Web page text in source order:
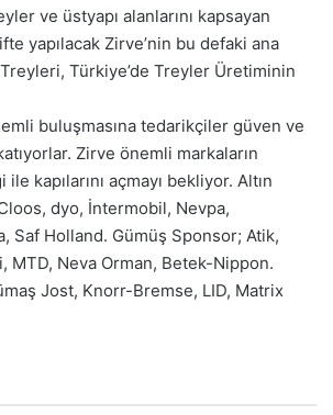
ve üstyapı alanlarını kapsayan
yapılacak Zirve’nin bu defaki ana
Treyleri, Türkiye’de Treyler Üretiminin
buluşmasına tedarikçiler güven ve
Zirve önemli markaların
kapılarını açmayı bekliyor. Altın
dyo, İntermobil, Nevpa,
Saf Holland. Gümüş Sponsor; Atik,
MTD, Neva Orman, Betek-Nippon.
Jost, Knorr-Bremse, LID, Matrix